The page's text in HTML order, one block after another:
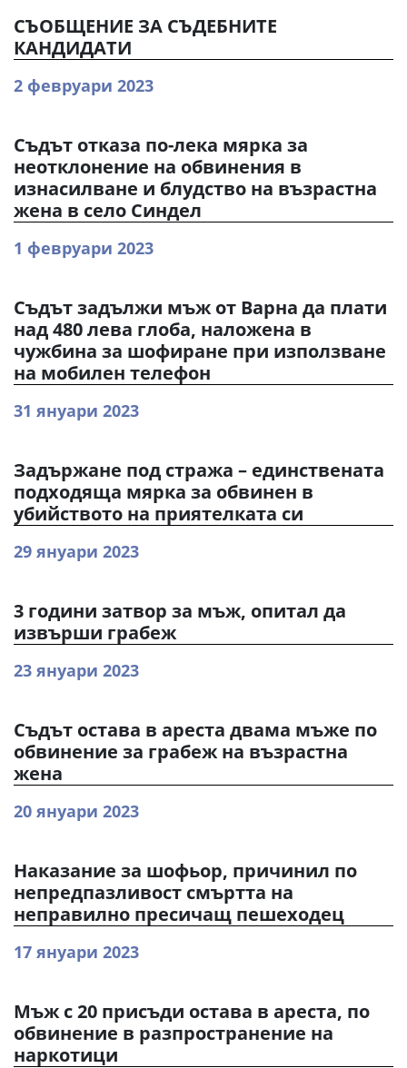
СЪОБЩЕНИЕ ЗА СЪДЕБНИТЕ
КАНДИДАТИ
2 февруари 2023
Съдът отказа по-лека мярка за
неотклонение на обвинения в
изнасилване и блудство на възрастна
жена в село Синдел
1 февруари 2023
Съдът задължи мъж от Варна да плати
над 480 лева глоба, наложена в
чужбина за шофиране при използване
на мобилен телефон
31 януари 2023
Задържане под стража – единствената
подходяща мярка за обвинен в
убийството на приятелката си
29 януари 2023
3 години затвор за мъж, опитал да
извърши грабеж
23 януари 2023
Съдът остава в ареста двама мъже по
обвинение за грабеж на възрастна
жена
20 януари 2023
Наказание за шофьор, причинил по
непредпазливост смъртта на
неправилно пресичащ пешеходец
17 януари 2023
Мъж с 20 присъди остава в ареста, по
обвинение в разпространение на
наркотици